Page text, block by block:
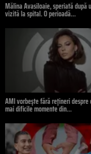
Mălina Avasiloaie, speriată după
vizită la spital. O perioadă…
AMI vorbește fără rețineri despre
mai dificile momente din…